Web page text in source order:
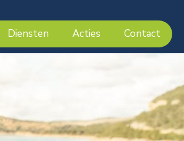
Diensten Acties Contact